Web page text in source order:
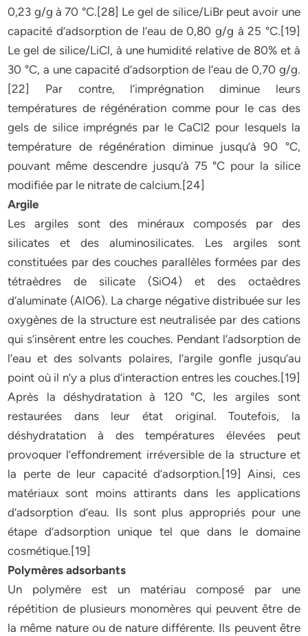
0,23 g/g à 70 °C.[28] Le gel de silice/LiBr peut avoir une
capacité d’adsorption de l’eau de 0,80 g/g à 25 °C.[19]
Le gel de silice/LiCl, à une humidité relative de 80% et à
30 °C, a une capacité d’adsorption de l’eau de 0,70 g/g.
[22] Par contre, l’imprégnation diminue leurs
températures de régénération comme pour le cas des
gels de silice imprégnés par le CaCl2 pour lesquels la
température de régénération diminue jusqu’à 90 °C,
pouvant même descendre jusqu’à 75 °C pour la silice
modifiée par le nitrate de calcium.[24]
Argile
Les argiles sont des minéraux composés par des
silicates et des aluminosilicates. Les argiles sont
constituées par des couches parallèles formées par des
tétraèdres de silicate (SiO4) et des octaèdres
d’aluminate (AlO6). La charge négative distribuée sur les
oxygènes de la structure est neutralisée par des cations
qui s’insèrent entre les couches. Pendant l’adsorption de
l’eau et des solvants polaires, l’argile gonfle jusqu’au
point où il n’y a plus d’interaction entres les couches.[19]
Après la déshydratation à 120 °C, les argiles sont
restaurées dans leur état original. Toutefois, la
déshydratation à des températures élevées peut
provoquer l’effondrement irréversible de la structure et
la perte de leur capacité d’adsorption.[19] Ainsi, ces
matériaux sont moins attirants dans les applications
d’adsorption d’eau. Ils sont plus appropriés pour une
étape d’adsorption unique tel que dans le domaine
cosmétique.[19]
Polymères adsorbants
Un polymère est un matériau composé par une
répétition de plusieurs monomères qui peuvent être de
la même nature ou de nature différente. Ils peuvent être